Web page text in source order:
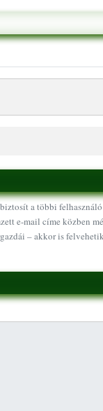
a többi felhasználó
e-mail címe közben
– akkor is